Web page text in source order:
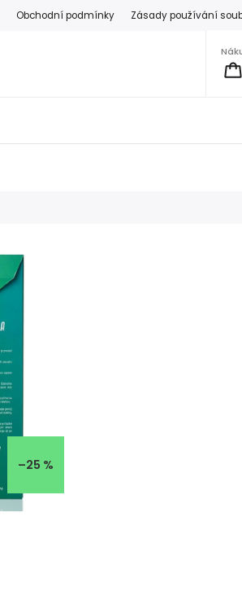
Obchodní podmínky Zásady používání
–25 %